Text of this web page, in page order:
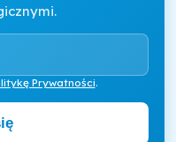
Prywatności.